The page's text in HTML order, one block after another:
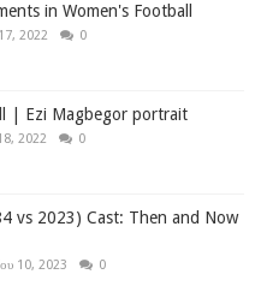
in Women's Football
2022 0
| Ezi Magbegor portrait
2022 0
vs 2023) Cast: Then and Now
10, 2023 0